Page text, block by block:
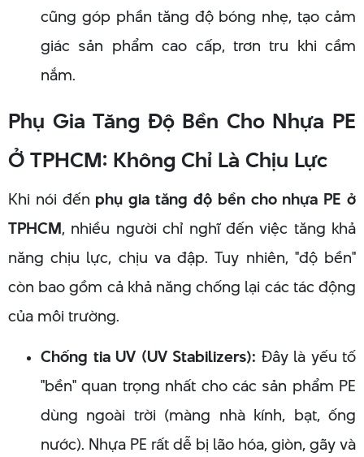
cũng góp phần tăng độ bóng nhẹ, tạo cảm
giác sản phẩm cao cấp, trơn tru khi cầm
nắm.
Phụ Gia Tăng Độ Bền Cho Nhựa PE
Ở TPHCM: Không Chỉ Là Chịu Lực
Khi nói đến phụ gia tăng độ bền cho nhựa PE ở
TPHCM, nhiều người chỉ nghĩ đến việc tăng khả
năng chịu lực, chịu va đập. Tuy nhiên, "độ bền"
còn bao gồm cả khả năng chống lại các tác động
của môi trường.
Chống tia UV (UV Stabilizers): Đây là yếu tố
"bền" quan trọng nhất cho các sản phẩm PE
dùng ngoài trời (màng nhà kính, bạt, ống
nước). Nhựa PE rất dễ bị lão hóa, giòn, gãy và